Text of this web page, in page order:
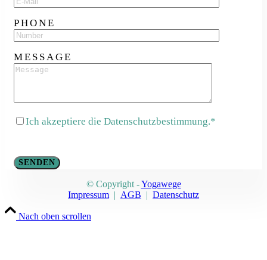
PHONE
MESSAGE
Ich akzeptiere die Datenschutzbestimmung.*
© Copyright -Yogawege
Impressum | AGB | Datenschutz
Nach oben scrollen